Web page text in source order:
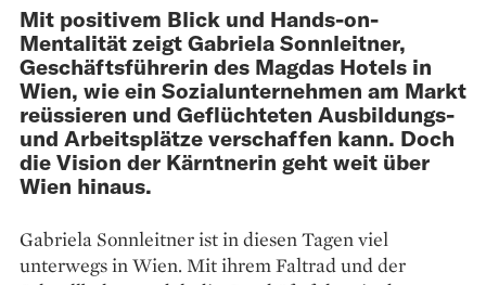
Mit positivem Blick und Hands-on-
Mentalität zeigt Gabriela Sonnleitner,
Geschäftsführerin des Magdas Hotels in
Wien, wie ein Sozialunternehmen am Markt
reüssieren und Geflüchteten Ausbildungs-
und Arbeitsplätze verschaffen kann. Doch
die Vision der Kärntnerin geht weit über
Wien hinaus.
Gabriela Sonnleitner ist in diesen ­Tagen viel
unterwegs in Wien. Mit ihrem Faltrad und der